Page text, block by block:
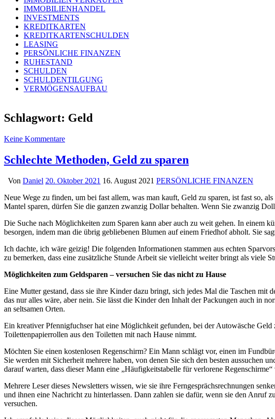
IMMOBILIENHANDEL
INVESTMENTS
KREDITKARTEN
KREDITKARTENSCHULDEN
LEASING
PERSÖNLICHE FINANZEN
RUHESTAND
SCHULDEN
SCHULDENTILGUNG
VERMÖGENSAUFBAU
Schlagwort: Geld
Keine Kommentare
Schlechte Methoden, Geld zu sparen
Von Daniel 20. Oktober 2021 16. August 2021 PERSÖNLICHE FINANZEN
Neue Wege zu finden, um bei fast allem, was man kauft, Geld zu sparen, ist fast so,
Mantel sparen, dürfen Sie die ganzen zwanzig Dollar behalten. Wenn Sie zwanzig
Die Suche nach Möglichkeiten zum Sparen kann aber auch zu weit gehen. In einem
besorgen, indem man die übrig gebliebenen Blumen auf einem Friedhof abholt. Sie
Ich dachte, ich wäre geizig! Die folgenden Informationen stammen aus echten
zu bemerken, dass eine zusätzliche Stunde Arbeit sie vielleicht weiter bringt als viele
Möglichkeiten zum Geldsparen – versuchen Sie das nicht zu Hause
Eine Mutter gestand, dass sie ihre Kinder dazu bringt, sich jedes Mal die Taschen
das nur alles wäre, aber nein. Sie lässt die Kinder den Inhalt der Packungen auch in
an seltsamen Orten.
Ein kreativer Pfennigfuchser hat eine Möglichkeit gefunden, bei der Autowäsche
Toilettenpapierrollen aus den Toiletten mit nach Hause nimmt.
Möchten Sie einen kostenlosen Regenschirm? Ein Mann schlägt vor, einen im
Sie werden mit Sicherheit mehrere haben, von denen Sie sich den besten aussuchen
darauf warten, dass dieser Mann eine „Häufigkeitstabelle für verlorene
Mehrere Leser dieses Newsletters wissen, wie sie ihre Ferngesprächsrechnungen
und ihnen eine Nachricht zu hinterlassen. Dann zahlen sie dafür, wenn sie den
versuchen.